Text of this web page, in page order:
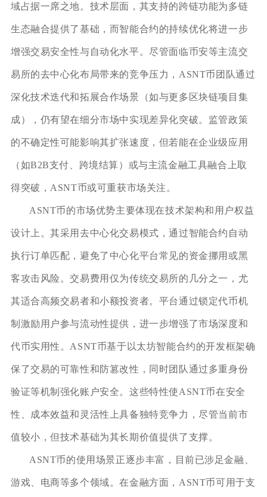
域占据一席之地。技术层面，其支持的跨链功能为多链
生态融合提供了基础，而智能合约的持续优化将进一步
增强交易安全性与自动化水平。尽管面临币安等主流交
易所的去中心化布局带来的竞争压力，ASNT币团队通过
深化技术迭代和拓展合作场景（如与更多区块链项目集
成），仍有望在细分市场中实现差异化突破。监管政策
的不确定性可能影响其扩张速度，但若能在企业级应用
（如B2B支付、跨境结算）或与主流金融工具融合上取
得突破，ASNT币或可重获市场关注。
ASNT币的市场优势主要体现在技术架构和用户权益
设计上。其采用去中心化交易模式，通过智能合约自动
执行订单匹配，避免了中心化平台常见的资金挪用或黑
客攻击风险。交易费用仅为传统交易所的几分之一，尤
其适合高频交易者和小额投资者。平台通过锁定代币机
制激励用户参与流动性提供，进一步增强了市场深度和
代币实用性。ASNT币基于以太坊智能合约的开发框架确
保了交易的可靠性和防篡改性，同时团队通过多重身份
验证等机制强化账户安全。这些特性使ASNT币在安全
性、成本效益和灵活性上具备独特竞争力，尽管当前市
值较小，但技术基础为其长期价值提供了支撑。
ASNT币的使用场景正逐步丰富，目前已涉足金融、
游戏、电商等多个领域。在金融方面，ASNT币可用于支